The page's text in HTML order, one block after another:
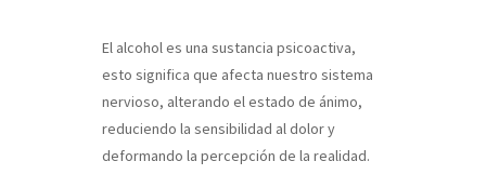
El alcohol es una sustancia psicoactiva,
esto significa que afecta nuestro sistema
nervioso, alterando el estado de ánimo,
reduciendo la sensibilidad al dolor y
deformando la percepción de la realidad.